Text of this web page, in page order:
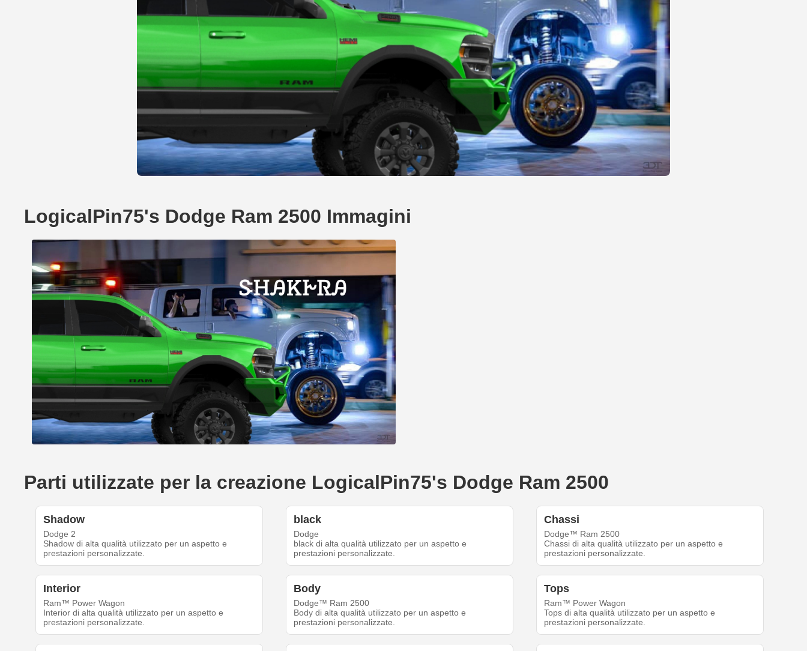
LogicalPin75's Dodge Ram 2500 Immagini
Parti utilizzate per la creazione LogicalPin75's Dodge Ram 2500
Shadow
Dodge 2
Shadow di alta qualità utilizzato per un aspetto e
prestazioni personalizzate.
black
Dodge
black di alta qualità utilizzato per un aspetto e
prestazioni personalizzate.
Chassi
Dodge™ Ram 2500
Chassi di alta qualità utilizzato per un aspetto e
prestazioni personalizzate.
Interior
Ram™ Power Wagon
Interior di alta qualità utilizzato per un aspetto e
prestazioni personalizzate.
Body
Dodge™ Ram 2500
Body di alta qualità utilizzato per un aspetto e
prestazioni personalizzate.
Tops
Ram™ Power Wagon
Tops di alta qualità utilizzato per un aspetto e
prestazioni personalizzate.